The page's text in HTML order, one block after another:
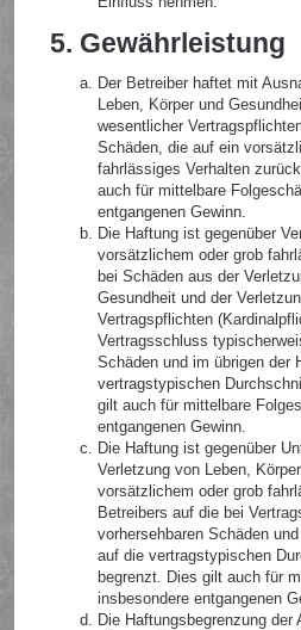
5. Gewährleistung
Der Betreiber haftet mit
Leben, Körper und
wesentlicher
Schäden, die auf ein
fahrlässiges Verhalten
auch für mittelbare
entgangenen Gewinn.
Die Haftung ist gegenüber
vorsätzlichem oder grob
bei Schäden aus der
Gesundheit und der
Vertragspflichten
Vertragsschluss
Schäden und im übrigen der
vertragstypischen
gilt auch für mittelbare
entgangenen Gewinn.
Die Haftung ist gegenüber
Verletzung von Leben,
vorsätzlichem oder grob
Betreibers auf die bei
vorhersehbaren Schäden
auf die vertragstypischen
begrenzt. Dies gilt auch für
insbesondere entgangenen
Die Haftungsbegrenzung